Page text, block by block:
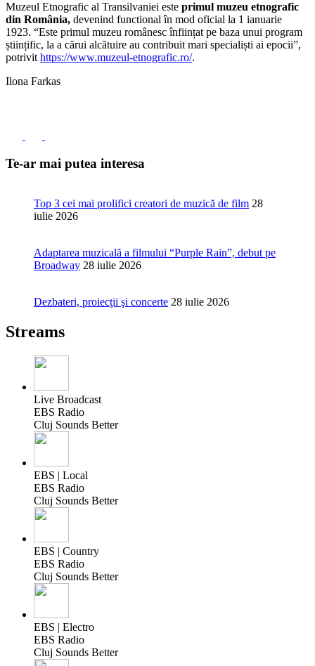
Muzeul Etnografic al Transilvaniei este primul muzeu etnografic
din România, devenind functional în mod oficial la 1 ianuarie
1923. “Este primul muzeu românesc înființat pe baza unui program
științific, la a cărui alcătuire au contribuit mari specialiști ai epocii”,
potrivithttps://www.muzeul-etnografic.ro/.
Ilona Farkas
Te-ar mai putea interesa
Top 3 cei mai prolifici creatori de muzică de film 28
iulie 2026
Adaptarea muzicală a filmului “Purple Rain”, debut pe
Broadway 28 iulie 2026
Dezbateri, proiecţii şi concerte 28 iulie 2026
Streams
Live Broadcast
EBS Radio
Cluj Sounds Better
EBS | Local
EBS Radio
Cluj Sounds Better
EBS | Country
EBS Radio
Cluj Sounds Better
EBS | Electro
EBS Radio
Cluj Sounds Better